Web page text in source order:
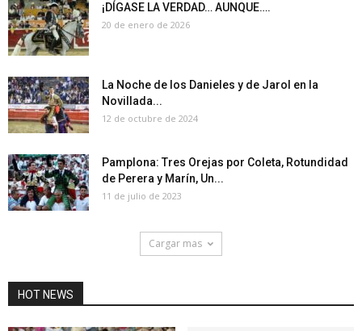
¡DÍGASE LA VERDAD… AUNQUE….
20 de enero de 2026
La Noche de los Danieles y de Jarol en la
Novillada...
12 de octubre de 2024
Pamplona: Tres Orejas por Coleta, Rotundidad
de Perera y Marín, Un...
11 de julio de 2023
Cargar mas
HOT NEWS